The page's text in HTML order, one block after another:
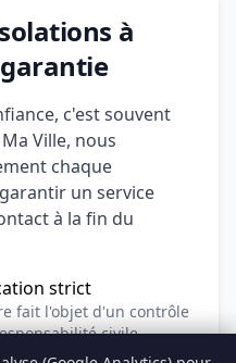
à
c'est souvent
Ville, nous
chaque
un service
à la fin du
strict
fait l'objet d'un contrôle
civile,
professionnels et